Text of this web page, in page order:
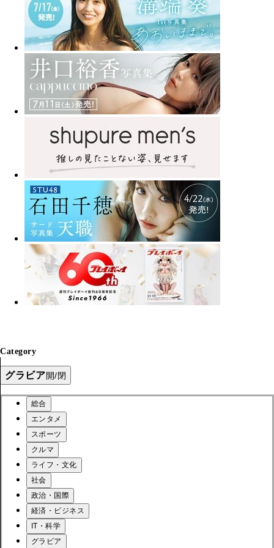
Category
グラビア開/閉
総合
エンタメ
スポーツ
クルマ
ライフ・文化
社会
政治・国際
経済・ビジネス
IT・科学
グラビア